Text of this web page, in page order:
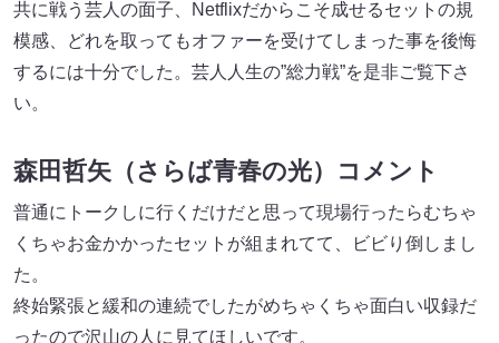
共に戦う芸人の面子、Netflixだからこそ成せるセットの規
模感、どれを取ってもオファーを受けてしまった事を後悔
するには十分でした。芸人人生の”総力戦”を是非ご覧下さ
い。
森田哲矢（さらば青春の光）コメント
普通にトークしに行くだけだと思って現場行ったらむちゃ
くちゃお金かかったセットが組まれてて、ビビり倒しまし
た。
終始緊張と緩和の連続でしたがめちゃくちゃ面白い収録だ
ったので沢山の人に見てほしいです。